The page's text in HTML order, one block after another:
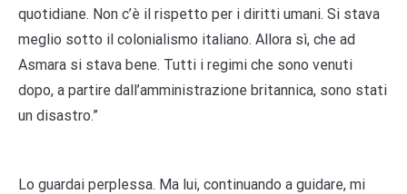
quotidiane. Non c’è il rispetto per i diritti umani. Si stava
meglio sotto il colonialismo italiano. Allora sì, che ad
Asmara si stava bene. Tutti i regimi che sono venuti
dopo, a partire dall’amministrazione britannica, sono stati
un disastro.”
Lo guardai perplessa. Ma lui, continuando a guidare, mi